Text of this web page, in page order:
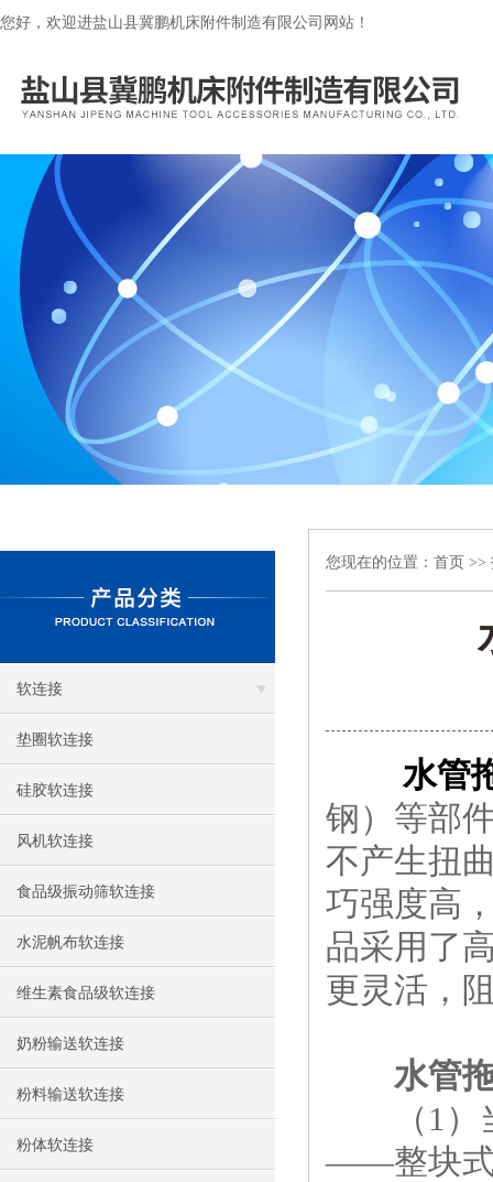
您好，欢迎进盐山县冀鹏机床附件制造有限公司网站！
软连接
垫圈软连接
硅胶软连接
风机软连接
食品级振动筛软连接
水泥帆布软连接
维生素食品级软连接
奶粉输送软连接
粉料输送软连接
粉体软连接
您现在的位置： 首页 >>
水管
钢）等部
不产生扭
巧强度高
品采用了
更灵活，
水管
（1）当
——整块